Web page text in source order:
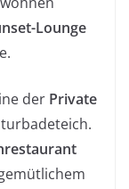
Lounge
der Private